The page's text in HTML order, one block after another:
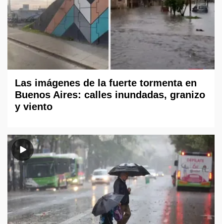
Las imágenes de la fuerte tormenta en
Buenos Aires: calles inundadas, granizo
y viento